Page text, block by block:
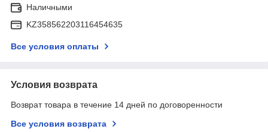
Наличными
KZ358562203116454635
Все условия оплаты
Условия возврата
Возврат товара в течение 14 дней по договоренности
Все условия возврата